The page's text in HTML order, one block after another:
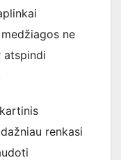
ne
atspindi
renkasi